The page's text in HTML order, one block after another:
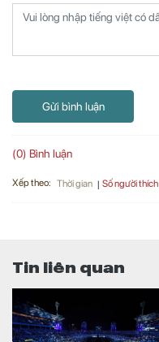
Gửi bình luận
(0) Bình luận
Xếp theo: Thời gian Số người thích
Tin liên quan